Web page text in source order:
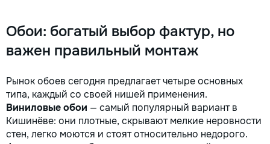
Обои: богатый выбор фактур, но
важен правильный монтаж
Рынок обоев сегодня предлагает четыре основных
типа, каждый со своей нишей применения.
Виниловые обои — самый популярный вариант в
Кишинёве: они плотные, скрывают мелкие неровности
стен, легко моются и стоят относительно недорого.